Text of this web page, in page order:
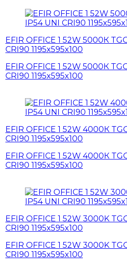
EFIR OFFICE 1 52W 5000К
CRI90 1195x595x100
EFIR OFFICE 1 52W 5000К
CRI90 1195x595x100
EFIR OFFICE 1 52W 4000К
CRI90 1195x595x100
EFIR OFFICE 1 52W 4000К
CRI90 1195x595x100
EFIR OFFICE 1 52W 3000K
CRI90 1195x595x100
EFIR OFFICE 1 52W 3000K
CRI90 1195x595x100